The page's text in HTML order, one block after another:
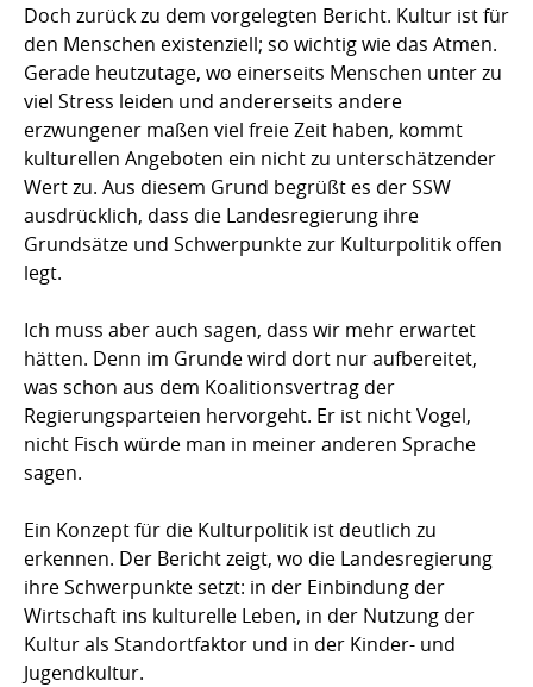
Doch zurück zu dem vorgelegten Bericht. Kultur ist für
den Menschen existenziell; so wichtig wie das Atmen.
Gerade heutzutage, wo einerseits Menschen unter zu
viel Stress leiden und andererseits andere
erzwungener maßen viel freie Zeit haben, kommt
kulturellen Angeboten ein nicht zu unterschätzender
Wert zu. Aus diesem Grund begrüßt es der SSW
ausdrücklich, dass die Landesregierung ihre
Grundsätze und Schwerpunkte zur Kulturpolitik offen
legt.
Ich muss aber auch sagen, dass wir mehr erwartet
hätten. Denn im Grunde wird dort nur aufbereitet,
was schon aus dem Koalitionsvertrag der
Regierungsparteien hervorgeht. Er ist nicht Vogel,
nicht Fisch würde man in meiner anderen Sprache
sagen.
Ein Konzept für die Kulturpolitik ist deutlich zu
erkennen. Der Bericht zeigt, wo die Landesregierung
ihre Schwerpunkte setzt: in der Einbindung der
Wirtschaft ins kulturelle Leben, in der Nutzung der
Kultur als Standortfaktor und in der Kinder- und
Jugendkultur.